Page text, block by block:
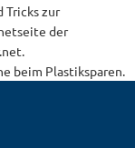
zur
der
beim Plastiksparen.